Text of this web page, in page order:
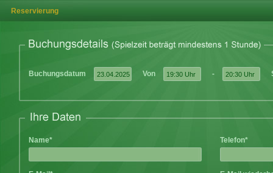
Reservierung
Buchungsdatum Von -
Name* Telefon*